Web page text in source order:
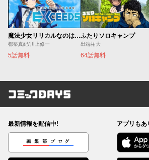
魔法少女リリカルなのは EXCEEDS
都築真紀/川上修一
5話無料
ふたりソロキャンプ
出端祐大
64話無料
コミックDAYS
最新情報を配信中!
編集部ブログ
アプリもあ